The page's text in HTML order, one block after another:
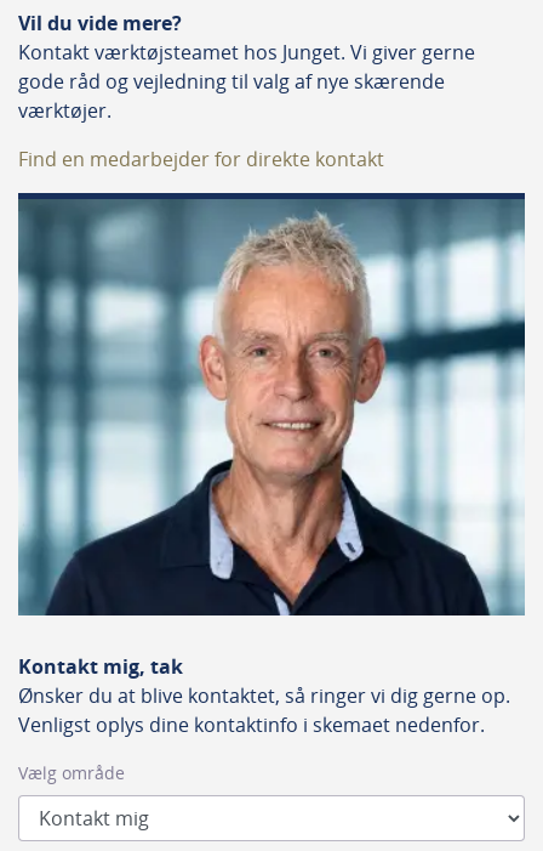
2,2 mm
Grader udl.
Passer til
Blødt træ, Hårdt træ, Massivt træ, Plast, Træ
Tandantal
Tandform
KWS støjsvag formatsavklinge i hårdmetal (HM) er en
universal klinge, der kan bruges til både bordsave og
afkortning af massivtræ, både bløde og hårde
træsorter, diverse plastprodukter, lister og lignende.
Vil du vide mere?
Kontakt værktøjsteamet hos Junget. Vi giver gerne
gode råd og vejledning til valg af nye skærende
værktøjer.
Find en medarbejder for direkte kontakt
Kontakt mig, tak
Ønsker du at blive kontaktet, så ringer vi dig gerne op.
Venligst oplys dine kontaktinfo i skemaet nedenfor.
Vælg område